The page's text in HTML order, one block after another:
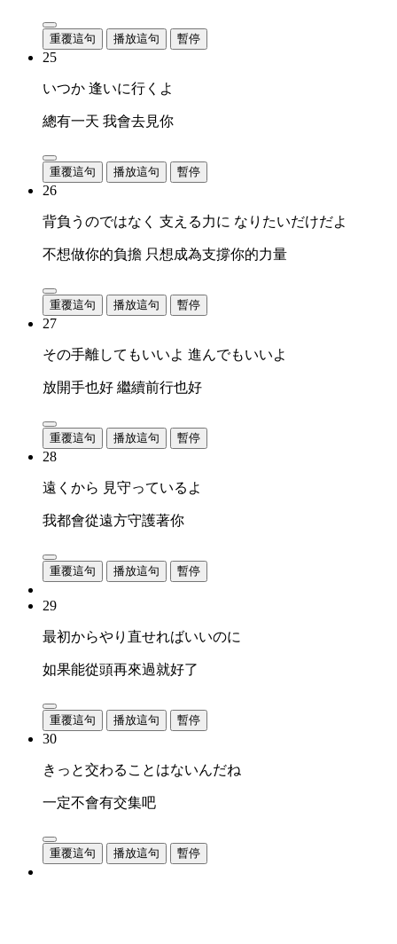
重覆這句 播放這句 暫停
25
いつか 逢いに行くよ
總有一天 我會去見你
重覆這句 播放這句 暫停
26
背負うのではなく 支える力に なりたいだけだよ
不想做你的負擔 只想成為支撐你的力量
重覆這句 播放這句 暫停
27
その手離してもいいよ 進んでもいいよ
放開手也好 繼續前行也好
重覆這句 播放這句 暫停
28
遠くから 見守っているよ
我都會從遠方守護著你
重覆這句 播放這句 暫停
29
最初からやり直せればいいのに
如果能從頭再來過就好了
重覆這句 播放這句 暫停
30
きっと交わることはないんだね
一定不會有交集吧
重覆這句 播放這句 暫停